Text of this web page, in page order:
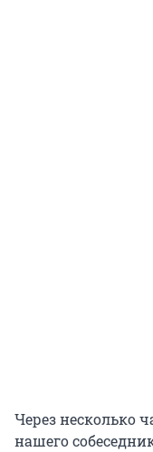
Через несколько
нашего